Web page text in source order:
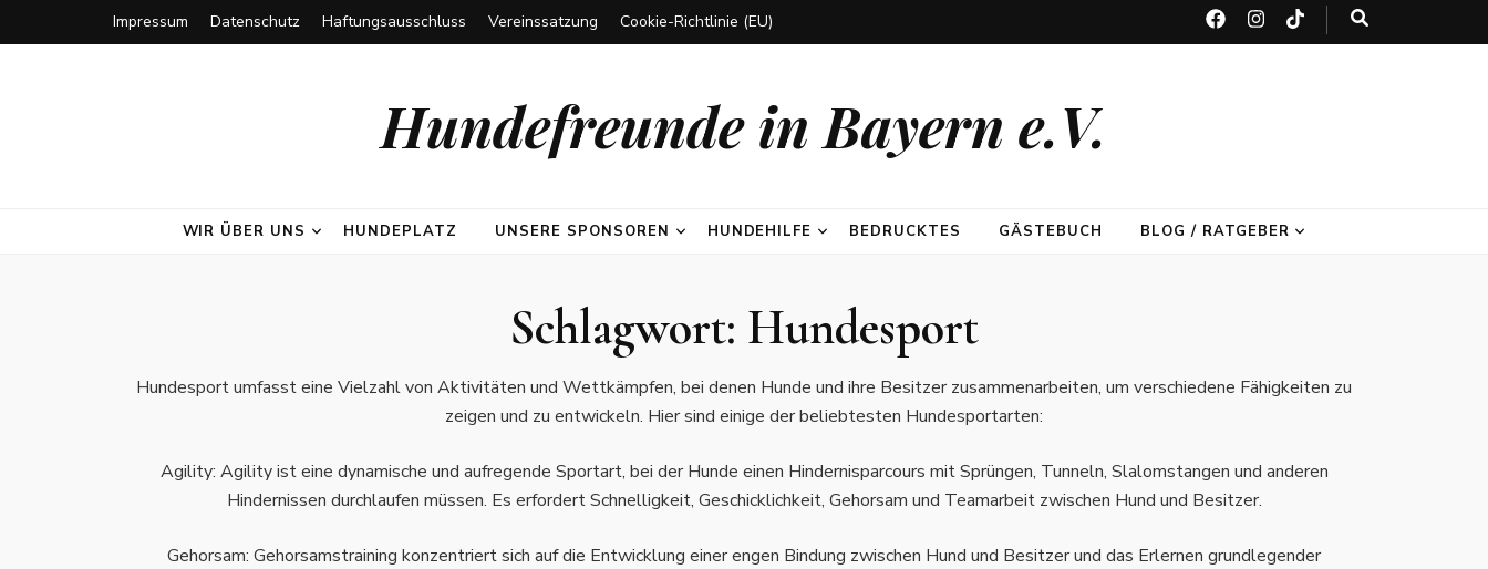
Impressum Datenschutz Haftungsausschluss Vereinssatzung Cookie-Richtlinie (EU)
Hundefreunde in Bayern e.V.
WIR ÜBER UNS HUNDEPLATZ UNSERE SPONSOREN HUNDEHILFE BEDRUCKTES GÄSTEBUCH BLOG / RATGEBER
Schlagwort: Hundesport
Hundesport umfasst eine Vielzahl von Aktivitäten und Wettkämpfen, bei denen Hunde und ihre Besitzer zusammenarbeiten, um verschiedene Fähigkeiten zu
zeigen und zu entwickeln. Hier sind einige der beliebtesten Hundesportarten:
Agility: Agility ist eine dynamische und aufregende Sportart, bei der Hunde einen Hindernisparcours mit Sprüngen, Tunneln, Slalomstangen und anderen
Hindernissen durchlaufen müssen. Es erfordert Schnelligkeit, Geschicklichkeit, Gehorsam und Teamarbeit zwischen Hund und Besitzer.
Gehorsam: Gehorsamstraining konzentriert sich auf die Entwicklung einer engen Bindung zwischen Hund und Besitzer und das Erlernen grundlegender